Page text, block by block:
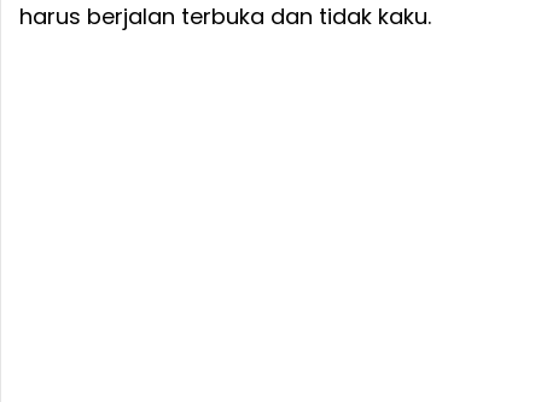
harus berjalan terbuka dan tidak kaku.